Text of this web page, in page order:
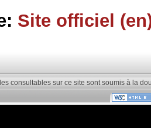
Site officiel
consultables sur ce site sont soumis à la